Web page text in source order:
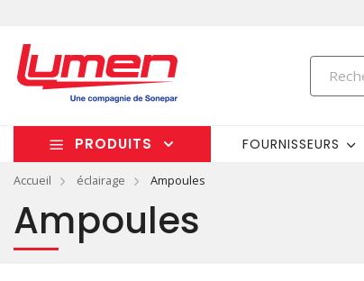
PRODUITS FOURNISSEURS
Accueil éclairage Ampoules
Ampoules